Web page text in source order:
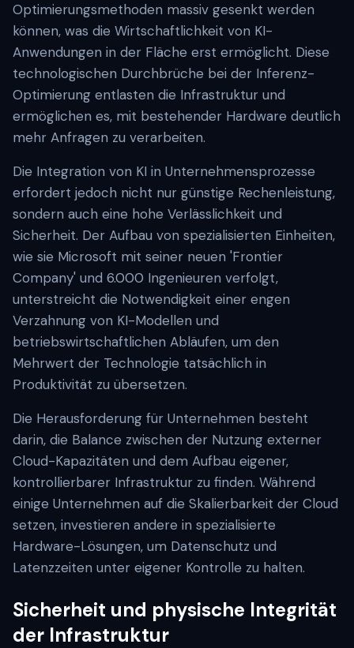
Optimierungsmethoden massiv gesenkt werden
können, was die Wirtschaftlichkeit von KI-
Anwendungen in der Fläche erst ermöglicht. Diese
technologischen Durchbrüche bei der Inferenz-
Optimierung entlasten die Infrastruktur und
ermöglichen es, mit bestehender Hardware deutlich
mehr Anfragen zu verarbeiten.
Die Integration von KI in Unternehmensprozesse
erfordert jedoch nicht nur günstige Rechenleistung,
sondern auch eine hohe Verlässlichkeit und
Sicherheit. Der Aufbau von spezialisierten Einheiten,
wie sie Microsoft mit seiner neuen 'Frontier
Company' und 6.000 Ingenieuren verfolgt,
unterstreicht die Notwendigkeit einer engen
Verzahnung von KI-Modellen und
betriebswirtschaftlichen Abläufen, um den
Mehrwert der Technologie tatsächlich in
Produktivität zu übersetzen.
Die Herausforderung für Unternehmen besteht
darin, die Balance zwischen der Nutzung externer
Cloud-Kapazitäten und dem Aufbau eigener,
kontrollierbarer Infrastruktur zu finden. Während
einige Unternehmen auf die Skalierbarkeit der Cloud
setzen, investieren andere in spezialisierte
Hardware-Lösungen, um Datenschutz und
Latenzzeiten unter eigener Kontrolle zu halten.
Sicherheit und physische Integrität
der Infrastruktur